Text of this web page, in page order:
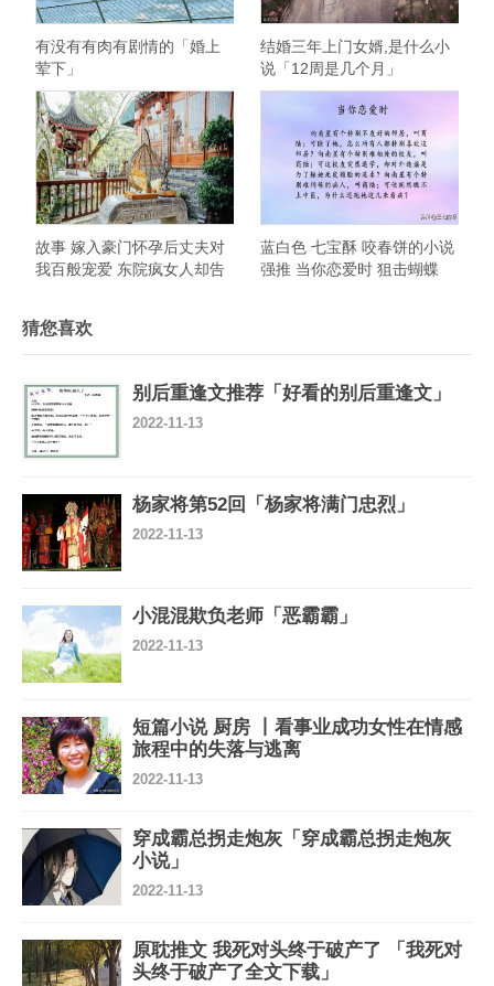
有没有有肉有剧情的「婚上
荤下」
结婚三年上门女婿,是什么小
说「12周是几个月」
故事 嫁入豪门怀孕后丈夫对
我百般宠爱 东院疯女人却告
蓝白色 七宝酥 咬春饼的小说
强推 当你恋爱时 狙击蝴蝶
猜您喜欢
别后重逢文推荐「好看的别后重逢文」
2022-11-13
杨家将第52回「杨家将满门忠烈」
2022-11-13
小混混欺负老师「恶霸霸」
2022-11-13
短篇小说 厨房 丨看事业成功女性在情感
旅程中的失落与逃离
2022-11-13
穿成霸总拐走炮灰「穿成霸总拐走炮灰
小说」
2022-11-13
原耽推文 我死对头终于破产了 「我死对
头终于破产了全文下载」